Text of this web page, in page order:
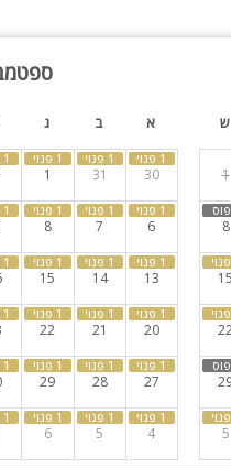
סולידיים והציבור הדתי (ניתן
ש
1
8
15
5
ספטמבר
א ב ג
30
31
1
6
7
8
13
14
15
20
21
22
27
28
29
4
5
6